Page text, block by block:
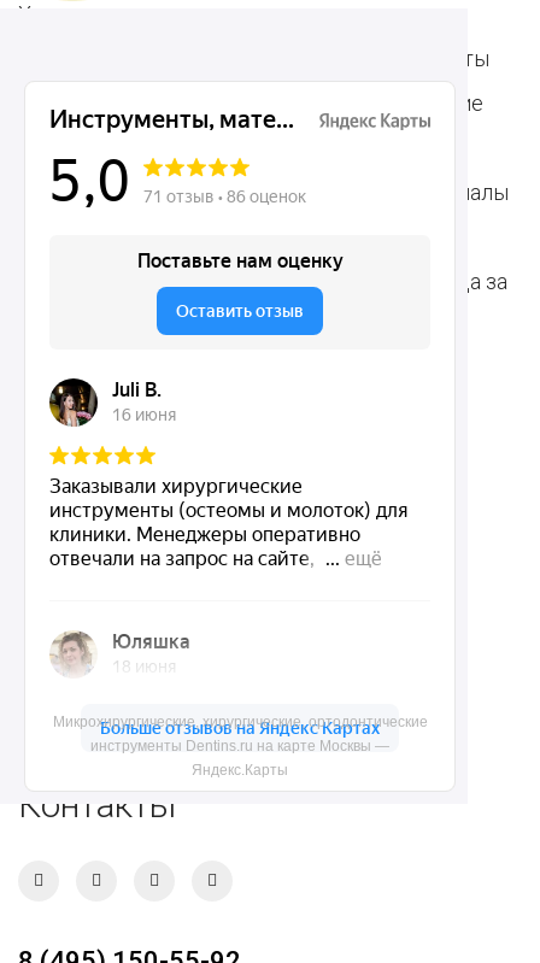
Микрохирургические, хирургические, ортодонтические
инструменты Dentins.ru на карте Москвы —
Яндекс.Карты
Хирургические
Ортодонтические
Терапевтические
инструменты
Общие инструменты
Стоматологические
Расходные материалы
Средства для ухода за
полостью рта
Dentins.ru
Акции
Доставка и контакты
Карта сайта
Контакты